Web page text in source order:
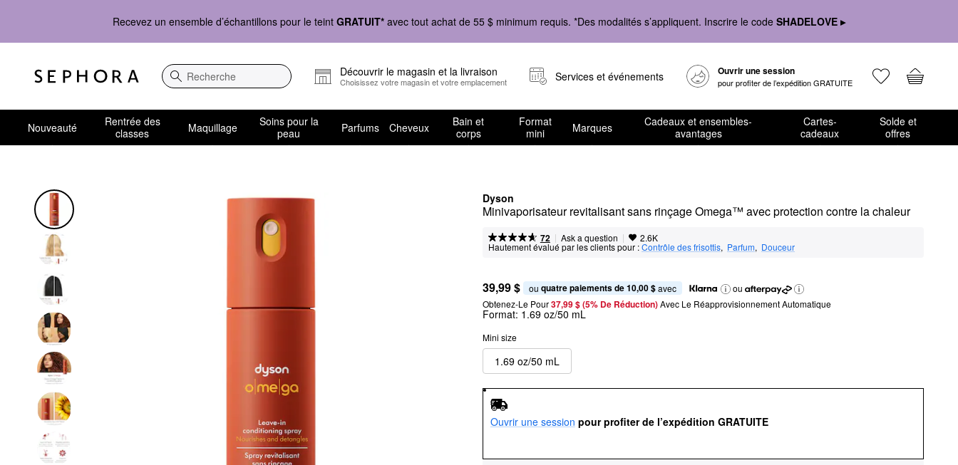
Recevez un ensemble d’échantillons pour le teint GRATUIT* avec tout achat de 55 $ minimum requis. *Des modalités s’appliquent. Inscrire le code SHADELOVE ▸
Recherche
Découvrir le magasin et la livraison
Choisissez votre magasin et votre emplacement Services et événements Ouvrir une session
pour profiter de l’expédition GRATUITE
Nouveauté
Rentrée des
classes
Maquillage
Soins pour la
peau
Parfums Cheveux
Bain et
corps
Format
mini
Marques
Cadeaux et ensembles-
avantages
Cartes-
cadeaux
Solde et
offres
Dyson
Minivaporisateur revitalisant sans rinçage Omega™ avec protection contre la chaleur
72 | Ask a question | 2.6K
Hautement évalué par les clients pour :Contrôle des frisottis, Parfum, Douceur
39,99 $ ou quatre paiements de 10,00 $ avec
ou
Obtenez-Le Pour37,99 $ (5% De Réduction) Avec Le Réapprovisionnement Automatique
Format: 1.69 oz/50 mL
Mini size
1.69 oz/50 mL
Ouvrir une session pour profiter de l’expédition GRATUITE